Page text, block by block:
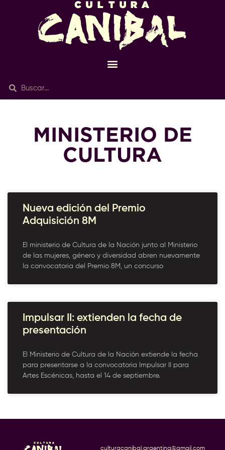
MINISTERIO DE
CULTURA
Nueva edición del Premio
Adquisición 8M
El ministerio de Cultura de la Nación junto al Ministerio
de las mujeres, género y diversidad abren nuevamente
la convocatoria del Premio 8M, un concurso
Impulsar II: extienden la fecha de
presentación
El Ministerio de Cultura de la Nación extiende la fecha
para presentarse a la convocatoria Impulsar II para
Artes Escénicas, hasta el 14 de septiembre.
culturacanibal.argentina@gmail.com